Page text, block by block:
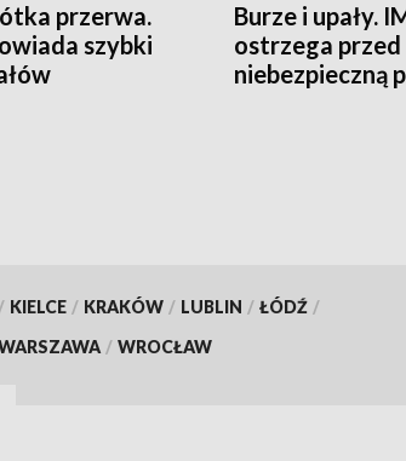
przerwa.
szybki
Burze i upały.
ostrzega przed
niebezpieczną
/ KIELCE / KRAKÓW / LUBLIN / ŁÓDŹ /
/ WROCŁAW